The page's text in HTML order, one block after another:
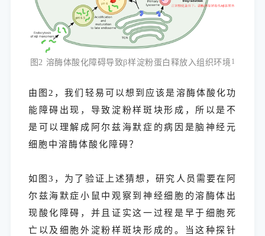
图2 溶酶体酸化障碍导致β样淀粉蛋白释放入组织环境 1
由图2，我们轻易可以想到应该是溶酶体酸化功
能障碍出现，导致淀粉样斑块形成，所以是不
是可以理解成阿尔兹海默症的病因是脑神经元
细胞中溶酶体酸化障碍？
如图3，为了验证上述猜想，研究人员需要在阿
尔兹海默症小鼠中观察到神经细胞的溶酶体出
现酸化障碍，并且证实这一过程是早于细胞死
亡以及细胞外淀粉样斑块形成的。当这种探针